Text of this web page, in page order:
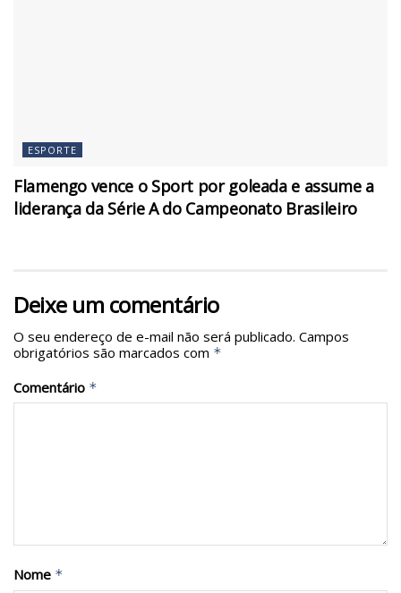
ESPORTE
Flamengo vence o Sport por goleada e assume a
liderança da Série A do Campeonato Brasileiro
Deixe um comentário
O seu endereço de e-mail não será publicado. Campos
obrigatórios são marcados com *
Comentário *
Nome *